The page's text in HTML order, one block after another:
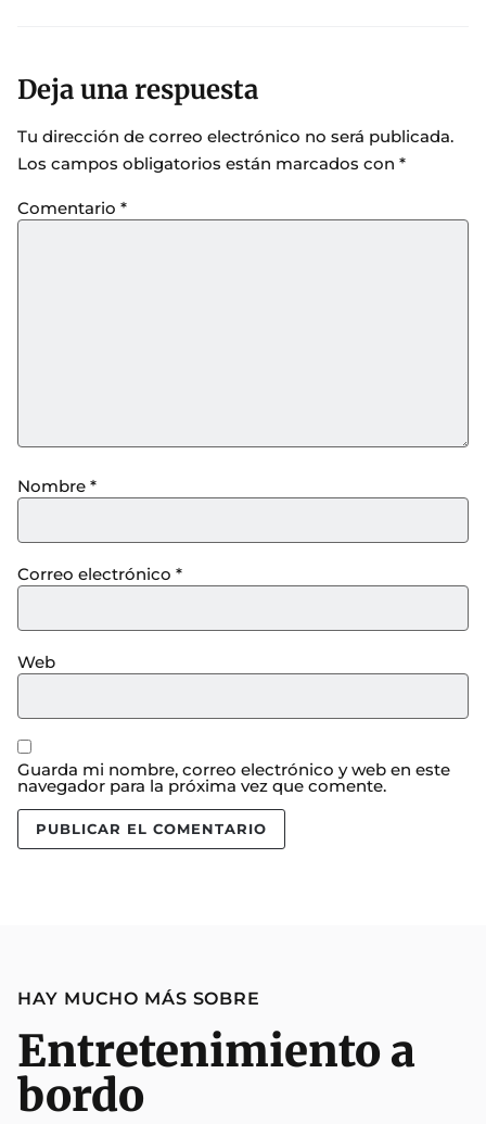
Deja una respuesta
Tu dirección de correo electrónico no será publicada.
Los campos obligatorios están marcados con *
Comentario *
Nombre *
Correo electrónico *
Web
Guarda mi nombre, correo electrónico y web en este
navegador para la próxima vez que comente.
HAY MUCHO MÁS SOBRE
Entretenimiento a
bordo